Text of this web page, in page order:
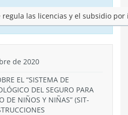
las licencias y el subsidio por
de 2020
EL “SISTEMA DE
DEL SEGURO PARA
DE NIÑOS Y NIÑAS” (SIT-